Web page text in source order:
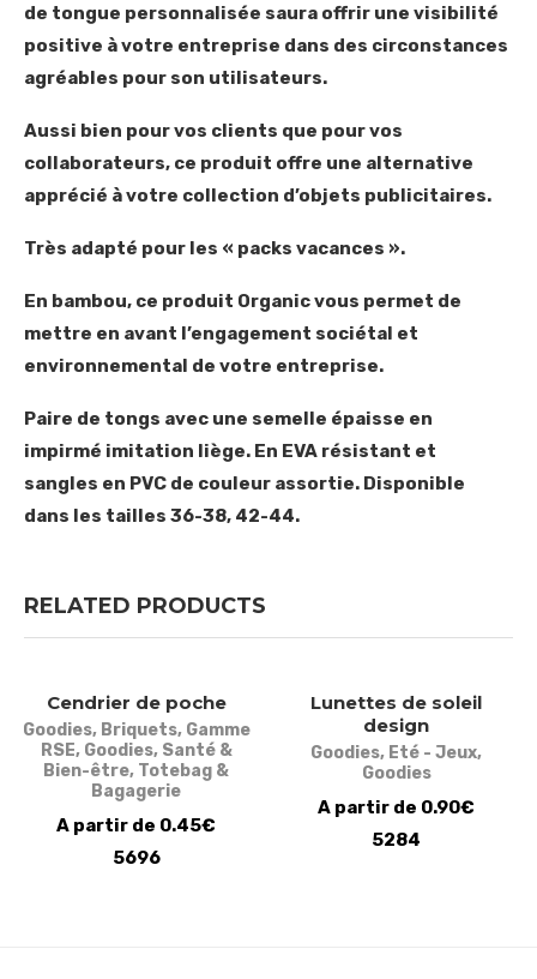
de tongue personnalisée saura offrir une visibilité
positive à votre entreprise dans des circonstances
agréables pour son utilisateurs.
Aussi bien pour vos clients que pour vos
collaborateurs, ce produit offre une alternative
apprécié à votre collection d’objets publicitaires.
Très adapté pour les « packs vacances ».
En bambou, ce produit Organic vous permet de
mettre en avant l’engagement sociétal et
environnemental de votre entreprise.
Paire de tongs avec une semelle épaisse en
impirmé imitation liège. En EVA résistant et
sangles en PVC de couleur assortie. Disponible
dans les tailles 36-38, 42-44.
RELATED PRODUCTS
Cendrier de poche
Goodies, Briquets, Gamme
RSE, Goodies, Santé &
Bien-être, Totebag &
Bagagerie
A partir de 0.45€
5696
Lunettes de soleil
design
Goodies, Eté - Jeux,
Goodies
A partir de 0.90€
5284